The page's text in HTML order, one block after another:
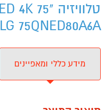
LG 75QNED80A6A - מידע נוסף
מידע כללי ומאפיינים